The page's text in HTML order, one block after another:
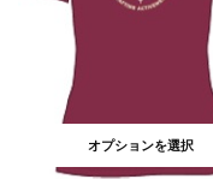
オプションを選択